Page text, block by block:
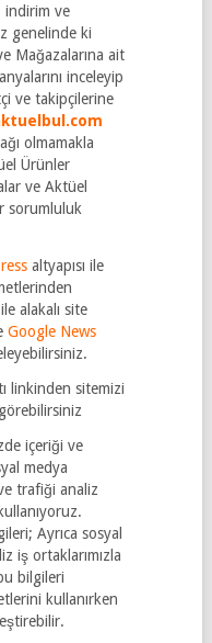
indirim ve
genelinde ki
Mağazalarına ait
inceleyip
ve takipçilerine
olmamakla
Ürünler
ve Aktüel
sorumluluk
altyapısı ile
alakalı site
Google News
linkinden sitemizi
içeriği ve
medya
trafiği analiz
Ayrıca sosyal
iş ortaklarımızla
bilgileri
kullanırken